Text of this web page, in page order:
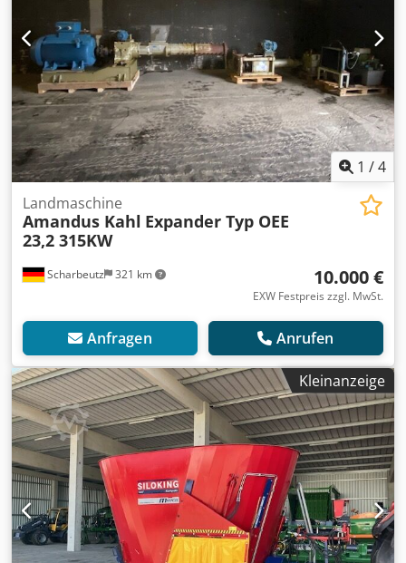
1 /4
Scharbeutz 321 km
Landmaschine
Amandus Kahl Expander Typ OEE
23,2 315KW
10.000 €
EXW Festpreis zzgl. MwSt.
Anfragen Anrufen
Kleinanzeige